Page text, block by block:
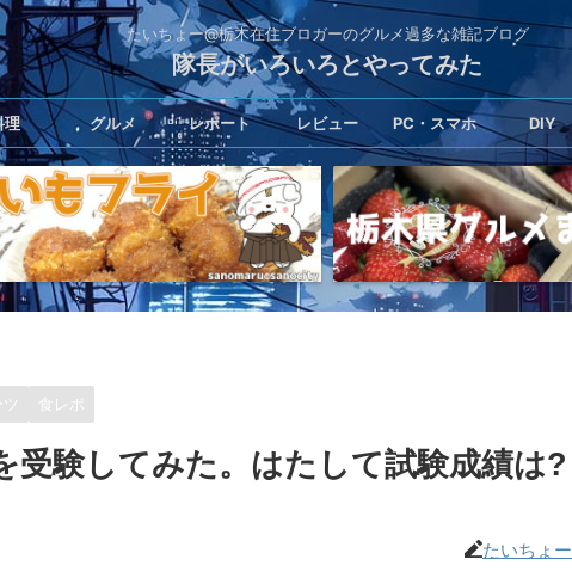
たいちょー@栃木在住ブロガーのグルメ過多な雑記ブログ
隊長がいろいろとやってみた
理 グルメ レポート レビュー PC・スマホ DIY
食レポ
受験してみた。はたして試験成績は?
たいちょー